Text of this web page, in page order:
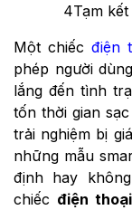
4Tạm kết
Một chiếc điện
phép người
lắng đến tình
tốn thời gian
trải nghiệm bị
những mẫu
định hay
chiếc điện